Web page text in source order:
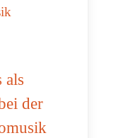
als
der